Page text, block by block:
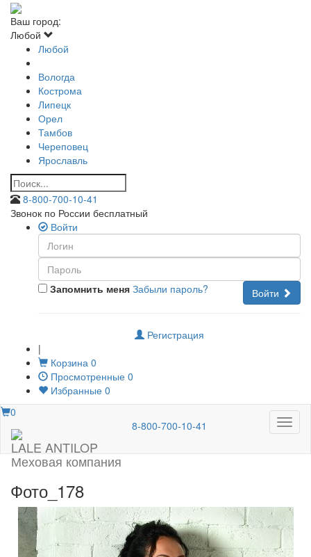
Ваш город:
Любой
Любой
Вологда
Кострома
Липецк
Орел
Тамбов
Череповец
Ярославль
8-800-700-10-41
Звонок по России бесплатный
Войти
Запомнить меня Войти
Забыли пароль?
Регистрация
|
Корзина 0
Просмотренные 0
Избранные 0
Меню
0
LALE ANTILOP
Меховая компания
8-800-700-10-41
Фото_178